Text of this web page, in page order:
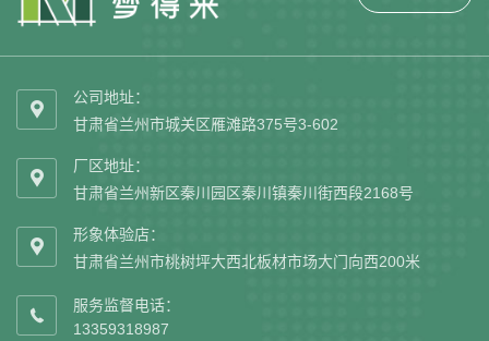

公司地址：
甘肃省兰州市城关区雁滩路375号3-602

厂区地址：
甘肃省兰州新区秦川园区秦川镇秦川街西段2168号

形象体验店：
甘肃省兰州市桃树坪大西北板材市场大门向西200米

服务监督电话：
13359318987